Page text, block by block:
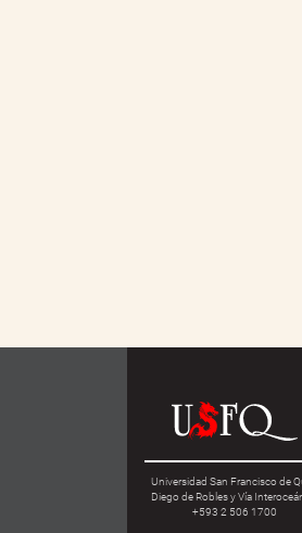
Universidad San Francisco de
Diego de Robles y Vía
+593 2 506 1700